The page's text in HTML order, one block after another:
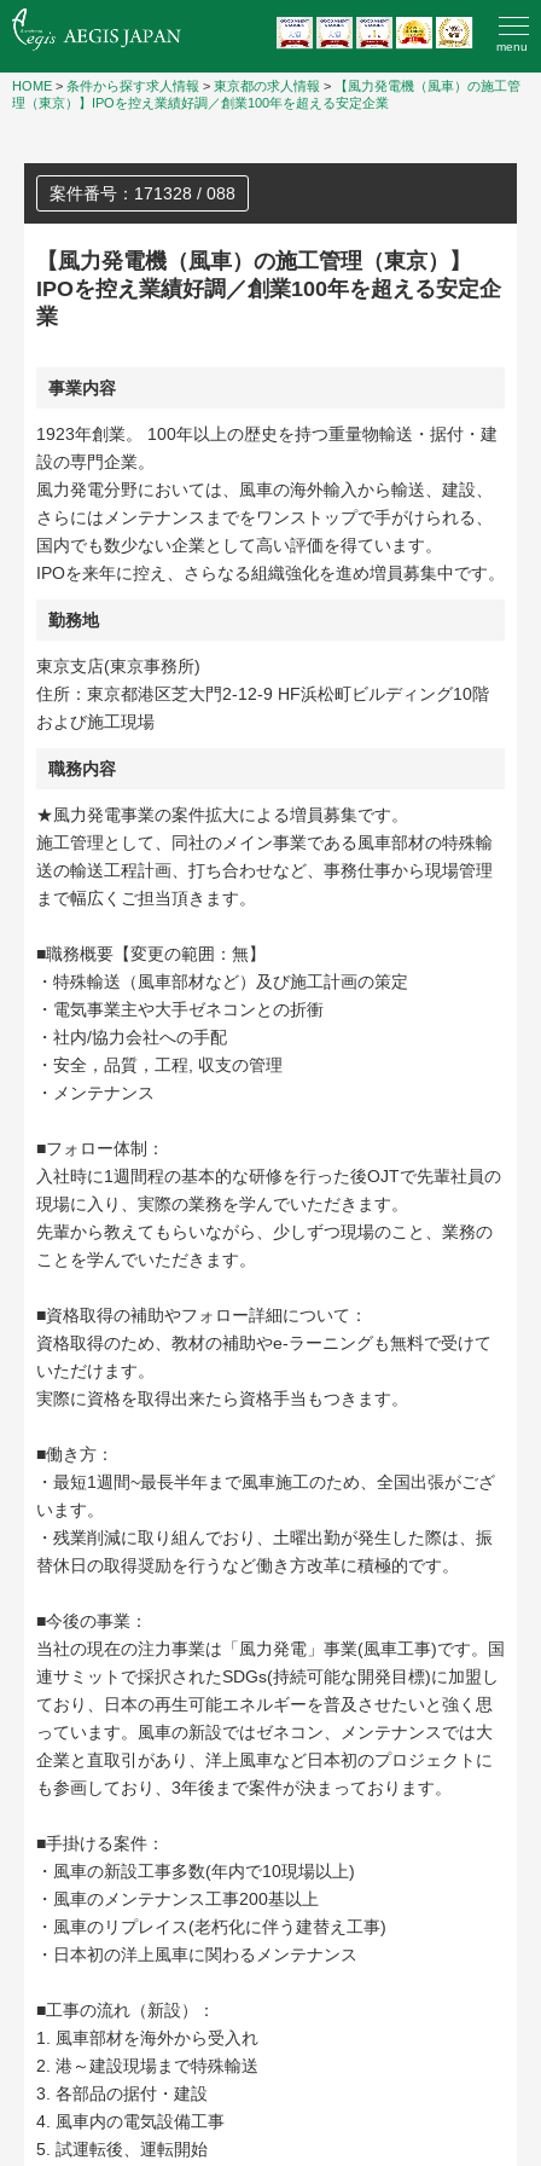
menu
HOME > 条件から探す求人情報 > 東京都の求人情報 >
【風力発電機（風車）の施工管
理（東京）】IPOを控え業績好調／創業100年を超える安定企業
案件番号：171328 / 088
【風力発電機（風車）の施工管理（東京）】
IPOを控え業績好調／創業100年を超える安定企
業
事業内容
1923年創業。 100年以上の歴史を持つ重量物輸送・据付・建
設の専門企業。
風力発電分野においては、風車の海外輸入から輸送、建設、
さらにはメンテナンスまでをワンストップで手がけられる、
国内でも数少ない企業として高い評価を得ています。
IPOを来年に控え、さらなる組織強化を進め増員募集中です。
勤務地
東京支店(東京事務所)
住所：東京都港区芝大門2-12-9 HF浜松町ビルディング10階
および施工現場
職務内容
★風力発電事業の案件拡大による増員募集です。
施工管理として、同社のメイン事業である風車部材の特殊輸
送の輸送工程計画、打ち合わせなど、事務仕事から現場管理
まで幅広くご担当頂きます。
■職務概要【変更の範囲：無】
・特殊輸送（風車部材など）及び施工計画の策定
・電気事業主や大手ゼネコンとの折衝
・社内/協力会社への手配
・安全，品質，工程, 収支の管理
・メンテナンス
■フォロー体制：
入社時に1週間程の基本的な研修を行った後OJTで先輩社員の
現場に入り、実際の業務を学んでいただきます。
先輩から教えてもらいながら、少しずつ現場のこと、業務の
ことを学んでいただきます。
■資格取得の補助やフォロー詳細について：
資格取得のため、教材の補助やe-ラーニングも無料で受けて
いただけます。
実際に資格を取得出来たら資格手当もつきます。
■働き方：
・最短1週間~最長半年まで風車施工のため、全国出張がござ
います。
・残業削減に取り組んでおり、土曜出勤が発生した際は、振
替休日の取得奨励を行うなど働き方改革に積極的です。
■今後の事業：
当社の現在の注力事業は「風力発電」事業(風車工事)です。国
連サミットで採択されたSDGs(持続可能な開発目標)に加盟し
ており、日本の再生可能エネルギーを普及させたいと強く思
っています。風車の新設ではゼネコン、メンテナンスでは大
企業と直取引があり、洋上風車など日本初のプロジェクトに
も参画しており、3年後まで案件が決まっております。
■手掛ける案件：
・風車の新設工事多数(年内で10現場以上)
・風車のメンテナンス工事200基以上
・風車のリプレイス(老朽化に伴う建替え工事)
・日本初の洋上風車に関わるメンテナンス
■工事の流れ（新設）：
1. 風車部材を海外から受入れ
2. 港～建設現場まで特殊輸送
3. 各部品の据付・建設
4. 風車内の電気設備工事
5. 試運転後、運転開始